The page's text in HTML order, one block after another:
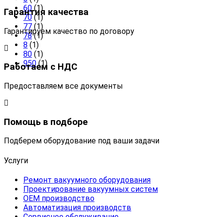
60 (1)
70 (1)
77 (1)
78 (1)
8 (1)
80 (1)
950 (1)
Гарантия качества
Гарантируем качество по договору
Работаем с НДС
Предоставляем все документы
Помощь в подборе
Подберем оборудование под ваши задачи
Услуги
Ремонт вакуумного оборудования
Проектирование вакуумных систем
OEM производство
Автоматизация производств